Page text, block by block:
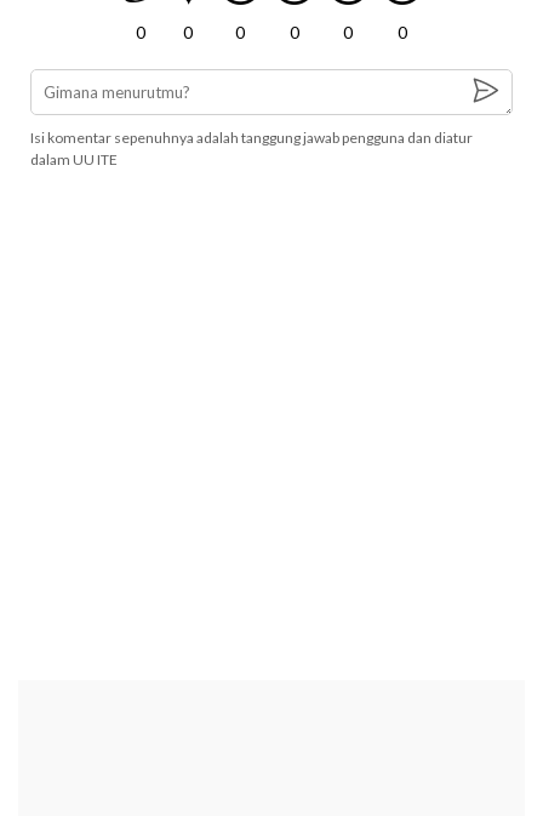
0 0 0 0 0 0
Isi komentar sepenuhnya adalah tanggung jawab pengguna dan diatur
dalam UU ITE